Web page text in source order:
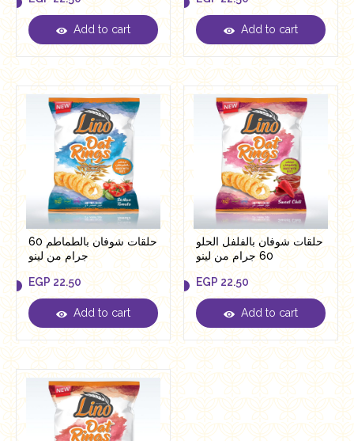
EGP 22.50Add to cart EGP 22.50Add to cart
حلقات شوفان بالطماطم 60
جرام من لينو
EGP 22.50
EGP 22.50
Add to cart
حلقات شوفان بالفلفل الحلو
60 جرام من لينو
EGP 22.50
EGP 22.50
Add to cart